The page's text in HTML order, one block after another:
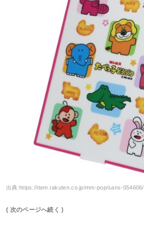
出典:https://item.rakuten.co.jp/mm-pop/sans-054606/
( 次のページへ続く )